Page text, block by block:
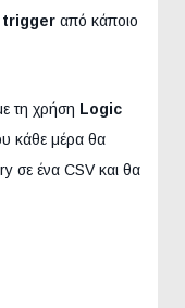
trigger από κάποιο
τη χρήση Logic
κάθε μέρα θα
σε ένα CSV και θα